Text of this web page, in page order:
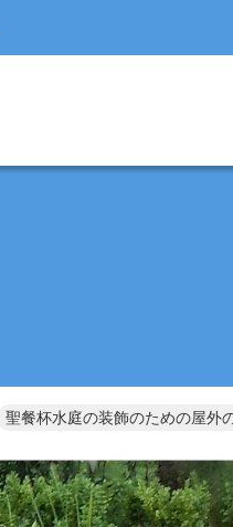
聖餐杯水庭の装飾のための屋外